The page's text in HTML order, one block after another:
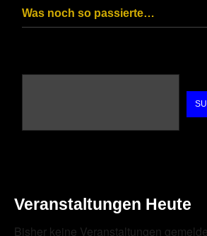
Was noch so passierte…
Veranstaltungen Heute
Bisher keine Veranstaltungen